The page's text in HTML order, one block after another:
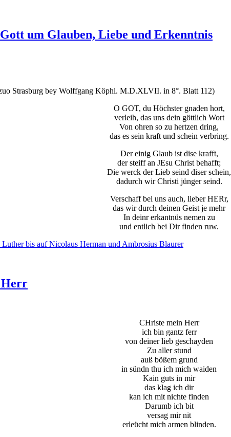
um Glauben, Liebe und Erkenntnis
Strasburg bey Wolffgang Köphl. M.D.XLVII. in 8°. Blatt 112)
O GOT, du Höchster gnaden hort,
verleih, das uns dein göttlich Wort
Von ohren so zu hertzen dring,
das es sein kraft und schein verbring.
Der einig Glaub ist dise krafft,
der steiff an JEsu Christ behafft;
Die werck der Lieb seind diser schein,
dadurch wir Christi jünger seind.
Verschaff bei uns auch, lieber HERr,
das wir durch deinen Geist je mehr
In deinr erkantnüs nemen zu
und entlich bei Dir finden ruw.
bis auf Nicolaus Herman und Ambrosius Blaurer
Herr
CHriste mein Herr
ich bin gantz ferr
von deiner lieb geschayden
Zu aller stund
auß bößem grund
in sündn thu ich mich waiden
Kain guts in mir
das klag ich dir
kan ich mit nichte finden
Darumb ich bit
versag mir nit
erleücht mich armen blinden.